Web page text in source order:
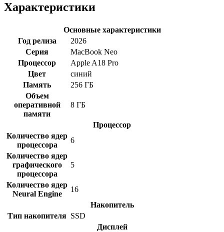
Характеристики
Основные характеристики
Год релиза
2026
Серия
MacBook Neo
Процессор
Apple A18 Pro
Цвет
синий
Память
256 ГБ
Объем
оперативной
памяти
8 ГБ
Процессор
Количество ядер
процессора
6
Количество ядер
графического
процессора
5
Количество ядер
Neural Engine
16
Накопитель
Тип накопителя SSD
Дисплей